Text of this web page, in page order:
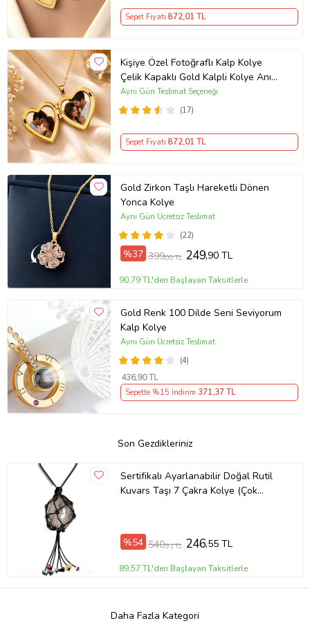
Sepet Fiyatı 872,01 TL
Kişiye Özel Fotoğraflı Kalp Kolye
Çelik Kapaklı Gold Kalpli Kolye Anı
Kolyesi Kalp Kolye Resimli Kolye –
Açılır Kapaklı Romantik Gold
(17)
Aynı Gün Teslimat Seçeneği
Sepet Fiyatı 872,01 TL
Gold Zirkon Taşlı Hareketli Dönen
Yonca Kolye
(22)
Aynı Gün Ücretsiz Teslimat
%37 399,00 TL 249,90 TL
90,79 TL'den Başlayan Taksitlerle
Gold Renk 100 Dilde Seni Seviyorum
Kalp Kolye
(4)
Aynı Gün Ücretsiz Teslimat
436,90 TL
Sepette %15 İndirim 371,37 TL
Son Gezdikleriniz
Sertifikalı Ayarlanabilir Doğal Rutil
Kuvars Taşı 7 Çakra Kolye (Çok
%54 540,91 TL 246,55 TL
89,57 TL'den Başlayan Taksitlerle
Daha Fazla Kategori